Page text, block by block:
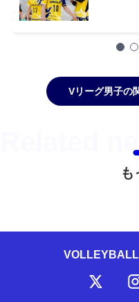
Vリーグ男子の
も